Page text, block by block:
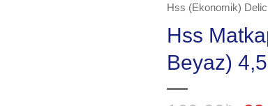
Hss (Ekonomik)
Hss
Beyaz)